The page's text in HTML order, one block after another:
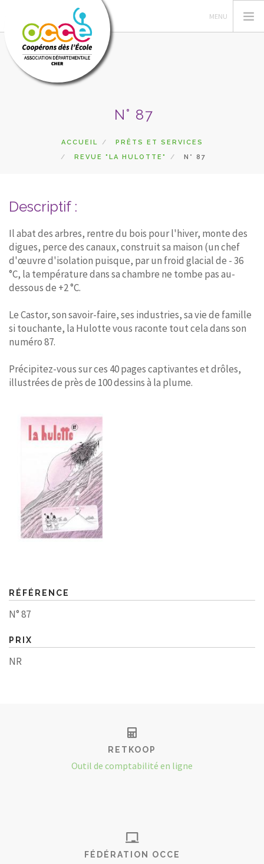
ACTIONS PÉDAGOGIQUES
GÉRER SA COOPÉRATIVE
RESSOURCES
CONTACT
N° 87
ACCUEIL
PRÊTS ET SERVICES
REVUE "LA HULOTTE"
N° 87
Descriptif :
Il abat des arbres, rentre du bois pour l'hiver, monte des
digues, perce des canaux, construit sa maison (un chef
d'œuvre d'isolation puisque, par un froid glacial de - 36
°C, la température dans sa chambre ne tombe pas au-
dessous de +2 °C.
Le Castor, son savoir-faire, ses industries, sa vie de famille
si touchante, la Hulotte vous raconte tout cela dans son
numéro 87.
Précipitez-vous sur ces 40 pages captivantes et drôles,
illustrées de près de 100 dessins à la plume.
RÉFÉRENCE
N° 87
PRIX
NR
RETKOOP
Outil de comptabilité en ligne
FÉDÉRATION OCCE